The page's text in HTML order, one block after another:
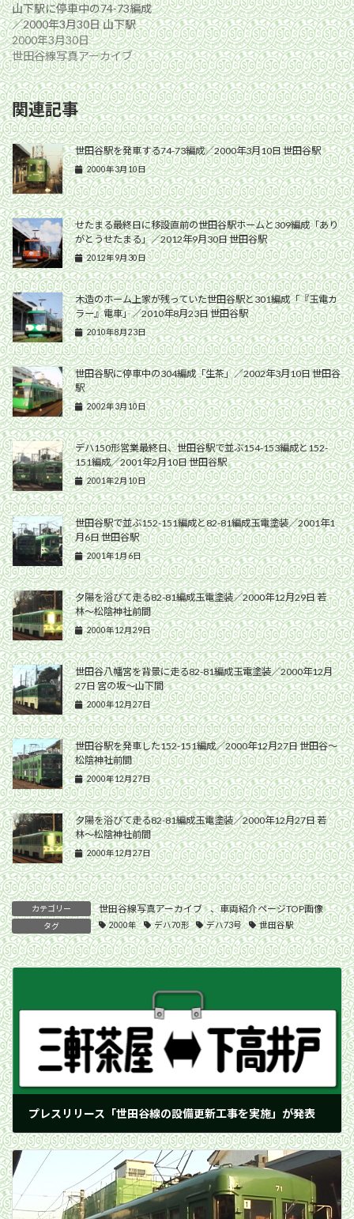
山下駅に停車中の74-73編成
／2000年3月30日 山下駅
2000年3月30日
世田谷線写真アーカイブ
関連記事
世田谷駅を発車する74-73編成／2000年3月10日 世田谷駅
2000年3月10日
せたまる最終日に移設直前の世田谷駅ホームと309編成「あり
がとうせたまる」／2012年9月30日 世田谷駅
2012年9月30日
木造のホーム上家が残っていた世田谷駅と301編成「『玉電カ
ラー』電車」／2010年8月23日 世田谷駅
2010年8月23日
世田谷駅に停車中の304編成「生茶」／2002年3月10日 世田谷
駅
2002年3月10日
デハ150形営業最終日、世田谷駅で並ぶ154-153編成と152-
151編成／2001年2月10日 世田谷駅
2001年2月10日
世田谷駅で並ぶ152-151編成と82-81編成玉電塗装／2001年1
月6日 世田谷駅
2001年1月6日
夕陽を浴びて走る82-81編成玉電塗装／2000年12月29日 若
林〜松陰神社前間
2000年12月29日
世田谷八幡宮を背景に走る82-81編成玉電塗装／2000年12月
27日 宮の坂〜山下間
2000年12月27日
世田谷駅を発車した152-151編成／2000年12月27日 世田谷〜
松陰神社前間
2000年12月27日
夕陽を浴びて走る82-81編成玉電塗装／2000年12月27日 若
林〜松陰神社前間
2000年12月27日
カテゴリー 世田谷線写真アーカイブ 、車両紹介ページTOP画像
タグ 2000年 デハ70形 デハ73号 世田谷駅
プレスリリース「世田谷線の設備更新工事を実施」が発表
2000年3月27日